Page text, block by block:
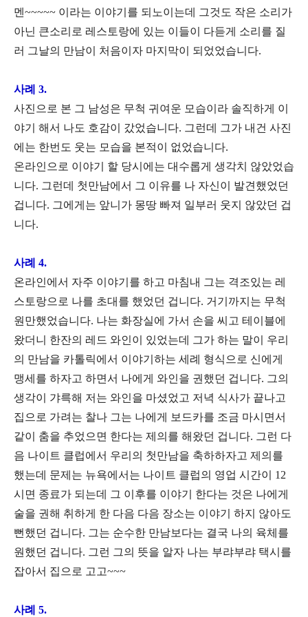
멘~~~~~ 이라는 이야기를 되노이는데 그것도 작은 소리가
아닌 큰소리로 레스토랑에 있는 이들이 다듣게 소리를 질
러 그날의 만남이 처음이자 마지막이 되었었습니다.
사례 3.
사진으로 본 그 남성은 무척 귀여운 모습이라 솔직하게 이
야기 해서 나도 호감이 갔었습니다. 그런데 그가 내건 사진
에는 한번도 웃는 모습을 본적이 없었습니다.
온라인으로 이야기 할 당시에는 대수롭게 생각치 않았었습
니다. 그런데 첫만남에서 그 이유를 나 자신이 발견했었던
겁니다. 그에게는 앞니가 몽땅 빠져 일부러 웃지 않았던 겁
니다.
사례 4.
온라인에서 자주 이야기를 하고 마침내 그는 격조있는 레
스토랑으로 나를 초대를 했었던 겁니다. 거기까지는 무척
원만했었습니다. 나는 화장실에 가서 손을 씨고 테이블에
왔더니 한잔의 레드 와인이 있었는데 그가 하는 말이 우리
의 만남을 카톨릭에서 이야기하는 세례 형식으로 신에게
맹세를 하자고 하면서 나에게 와인을 권했던 겁니다. 그의
생각이 갸륵해 저는 와인을 마셨었고 저녁 식사가 끝나고
집으로 가려는 찰나 그는 나에게 보드카를 조금 마시면서
같이 춤을 추었으면 한다는 제의를 해왔던 겁니다. 그런 다
음 나이트 클럽에서 우리의 첫만남을 축하하자고 제의를
했는데 문제는 뉴욕에서는 나이트 클럽의 영업 시간이 12
시면 종료가 되는데 그 이후를 이야기 한다는 것은 나에게
술을 권해 취하게 한 다음 다음 장소는 이야기 하지 않아도
뻔했던 겁니다. 그는 순수한 만남보다는 결국 나의 육체를
원했던 겁니다. 그런 그의 뜻을 알자 나는 부랴부랴 택시를
잡아서 집으로 고고~~~
사례 5.